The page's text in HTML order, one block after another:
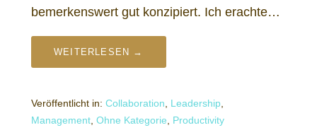
bemerkenswert gut konzipiert. Ich erachte…
WEITERLESEN →
Veröffentlicht in: Collaboration Leadership
Management Ohne Kategorie
Productivity